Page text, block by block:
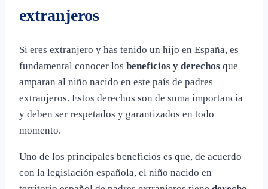
extranjeros
Si eres extranjero y has tenido un hijo en España, es
fundamental conocer los beneficios y derechos que
amparan al niño nacido en este país de padres
extranjeros. Estos derechos son de suma importancia
y deben ser respetados y garantizados en todo
momento.
Uno de los principales beneficios es que, de acuerdo
con la legislación española, el niño nacido en